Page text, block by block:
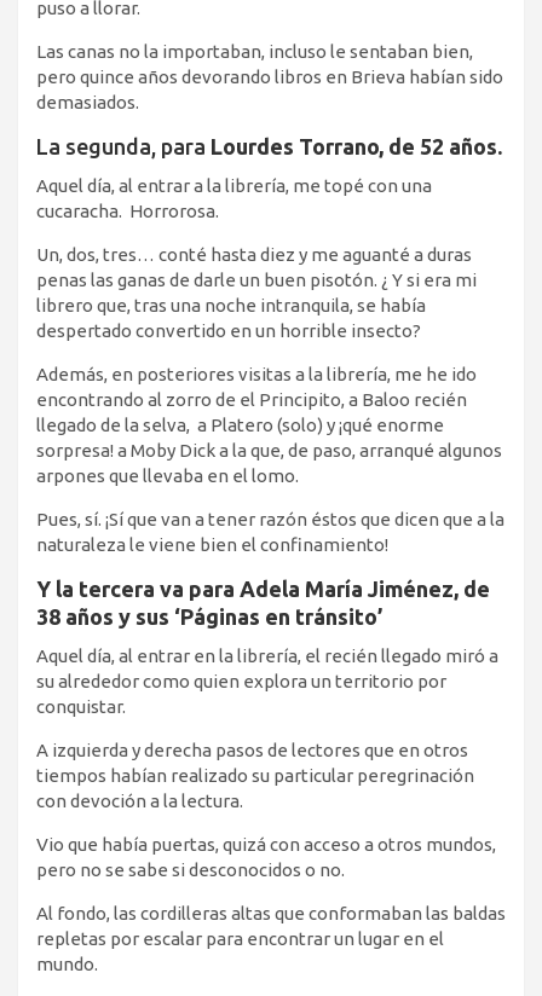
puso a llorar.
Las canas no la importaban, incluso le sentaban bien,
pero quince años devorando libros en Brieva habían sido
demasiados.
La segunda, para Lourdes Torrano, de 52 años.
Aquel día, al entrar a la librería, me topé con una
cucaracha. Horrorosa.
Un, dos, tres… conté hasta diez y me aguanté a duras
penas las ganas de darle un buen pisotón. ¿ Y si era mi
librero que, tras una noche intranquila, se había
despertado convertido en un horrible insecto?
Además, en posteriores visitas a la librería, me he ido
encontrando al zorro de el Principito, a Baloo recién
llegado de la selva, a Platero (solo) y ¡qué enorme
sorpresa! a Moby Dick a la que, de paso, arranqué algunos
arpones que llevaba en el lomo.
Pues, sí. ¡Sí que van a tener razón éstos que dicen que a la
naturaleza le viene bien el confinamiento!
Y la tercera va para Adela María Jiménez, de
38 años y sus ‘Páginas en tránsito’
Aquel día, al entrar en la librería, el recién llegado miró a
su alrededor como quien explora un territorio por
conquistar.
A izquierda y derecha pasos de lectores que en otros
tiempos habían realizado su particular peregrinación
con devoción a la lectura.
Vio que había puertas, quizá con acceso a otros mundos,
pero no se sabe si desconocidos o no.
Al fondo, las cordilleras altas que conformaban las baldas
repletas por escalar para encontrar un lugar en el
mundo.